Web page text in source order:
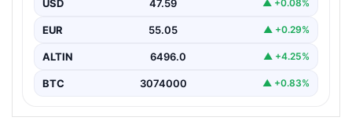
Türkiye'nin savunma ve askeri tarihine yeni bir sayfa
USD 47.59 ▲ +0.08%
EUR 55.05 ▲ +0.29%
ALTIN 6496.0 ▲ +4.25%
BTC 3074000 ▲ +0.83%